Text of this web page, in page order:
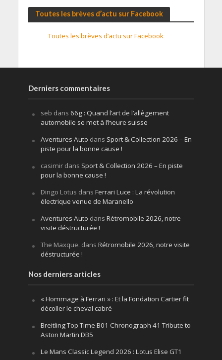
Toutes les brèves d’actu sur Facebook
Toutes les brèves d’actu sur Facebook
Derniers commentaires
seb dans 66g : Quand l’art de l’allègement
automobile se met à l’heure suisse
Aventures Auto dans Sport & Collection 2026 – En
piste pour la bonne cause !
casimirdans Sport & Collection 2026 – En piste
pour la bonne cause !
Dingo Lotus dans Ferrari Luce : La révolution
électrique venue de Maranello
Aventures Auto dans Rétromobile 2026, notre
visite déstructurée !
The Maxque. dans Rétromobile 2026, notre visite
déstructurée !
Nos derniers articles
« Hommage à Ferrari » : Et la Fondation Cartier fit
décoller le cheval cabré
Breitling Top Time B01 Chronograph 41 Tribute to
Aston Martin DB5
Le Mans Classic Legend 2026 : Lotus Elise GT1